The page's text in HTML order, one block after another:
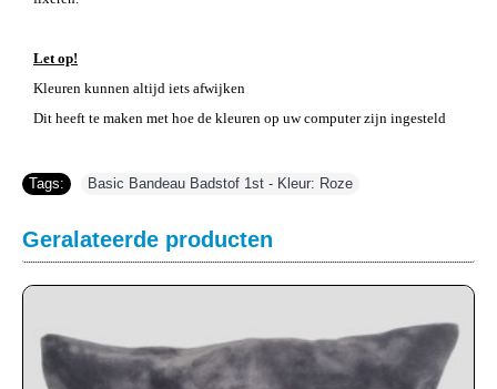
Let op!
Kleuren kunnen altijd iets afwijken
Dit heeft te maken met hoe de kleuren op uw computer zijn ingesteld
Tags: Basic Bandeau Badstof 1st - Kleur: Roze
Geralateerde producten